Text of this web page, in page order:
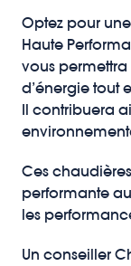
Optez pour
Haute
vous
d’énergie tout
Il contribuera
Ces
performante
les
Un conseiller